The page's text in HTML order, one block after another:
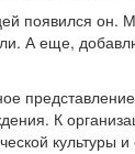
появился
А еще,
К
культуры и